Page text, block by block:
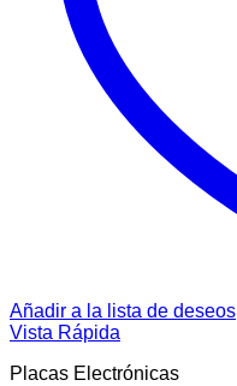
Añadir a la lista de deseos
Vista Rápida
Placas Electrónicas